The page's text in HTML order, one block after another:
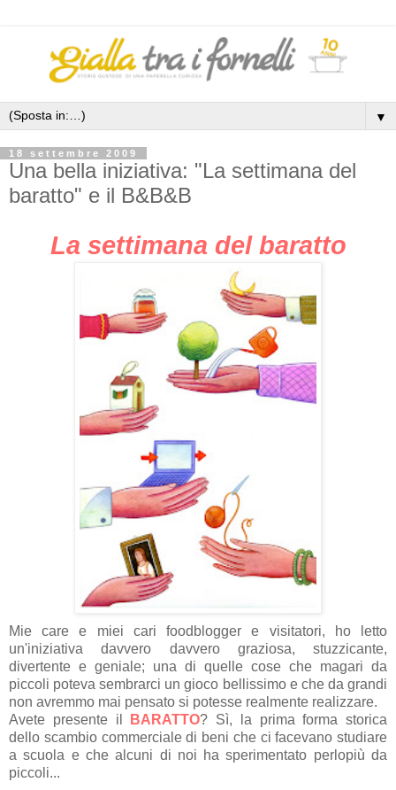
▼
18 settembre 2009
Una bella iniziativa: "La settimana del
baratto" e il B&B&B
La settimana del baratto
Mie care e miei cari foodblogger e visitatori, ho letto
un'iniziativa davvero davvero graziosa, stuzzicante,
divertente e geniale; una di quelle cose che magari da
piccoli poteva sembrarci un gioco bellissimo e che da grandi
non avremmo mai pensato si potesse realmente realizzare.
Avete presente il
BARATTO? Sì, la prima forma storica
dello scambio commerciale di beni che ci facevano studiare
a scuola e che alcuni di noi ha sperimentato perlopiù da
piccoli...